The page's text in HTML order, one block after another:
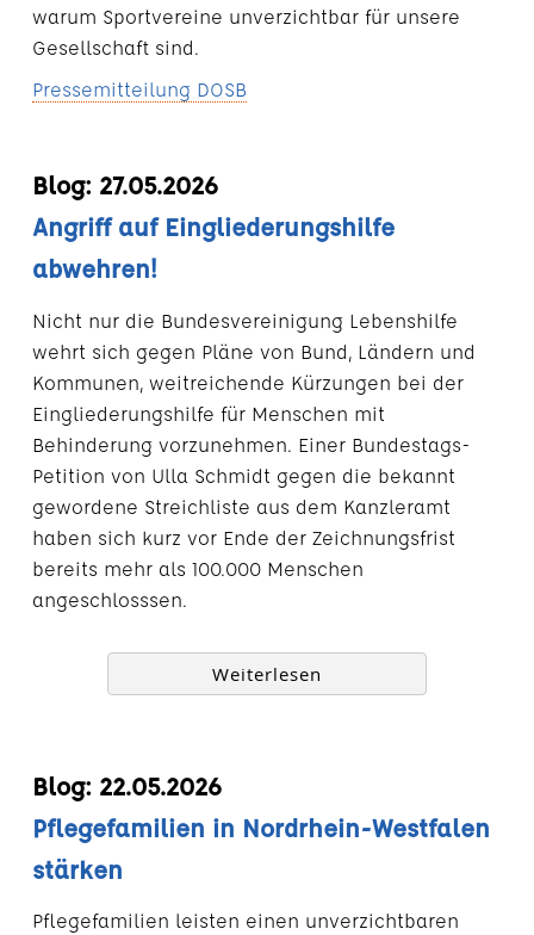
warum Sportvereine unverzichtbar für unsere
Gesellschaft sind.
Pressemitteilung DOSB
Blog: 27.05.2026
Angriff auf Eingliederungshilfe
abwehren!
Nicht nur die Bundesvereinigung Lebenshilfe
wehrt sich gegen Pläne von Bund, Ländern und
Kommunen, weitreichende Kürzungen bei der
Eingliederungshilfe für Menschen mit
Behinderung vorzunehmen. Einer Bundestags-
Petition von Ulla Schmidt gegen die bekannt
gewordene Streichliste aus dem Kanzleramt
haben sich kurz vor Ende der Zeichnungsfrist
bereits mehr als 100.000 Menschen
angeschlosssen.
Weiterlesen
Blog: 22.05.2026
Pflegefamilien in Nordrhein-Westfalen
stärken
Pflegefamilien leisten einen unverzichtbaren